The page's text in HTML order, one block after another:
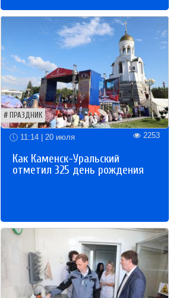
ПРАЗДНИК
11:14 | 20 июля 2253
Как Каменск-Уральский
отметил 325 день рождения